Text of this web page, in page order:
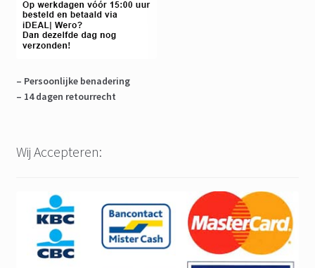
– Persoonlijke benadering
– 14 dagen retourrecht
Wij Accepteren: